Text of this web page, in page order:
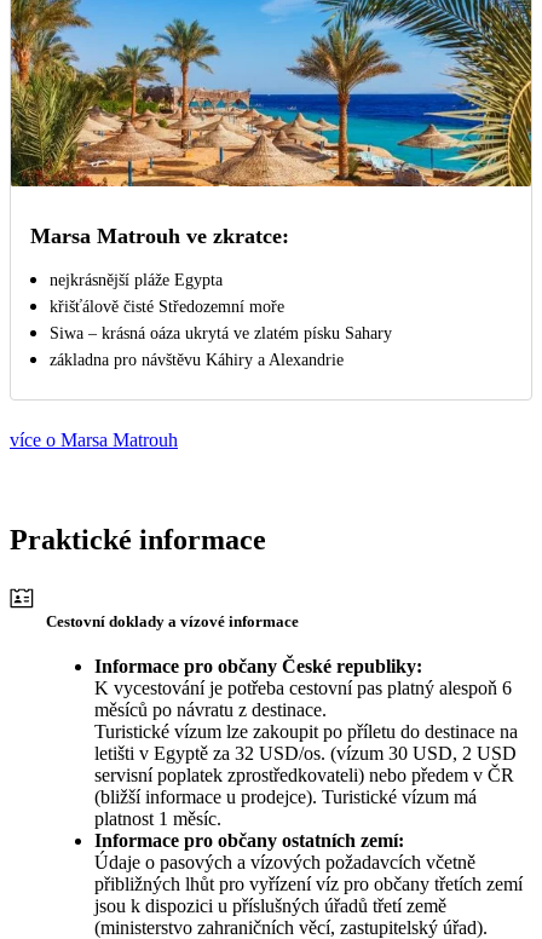
Marsa Matrouh ve zkratce:
nejkrásnější pláže Egypta
křišťálově čisté Středozemní moře
Siwa – krásná oáza ukrytá ve zlatém písku Sahary
základna pro návštěvu Káhiry a Alexandrie
více o Marsa Matrouh
Praktické informace
Cestovní doklady a vízové informace
Informace pro občany České republiky:
K vycestování je potřeba cestovní pas platný alespoň 6
měsíců po návratu z destinace.
Turistické vízum lze zakoupit po příletu do destinace na
letišti v Egyptě za 32 USD/os. (vízum 30 USD, 2 USD
servisní poplatek zprostředkovateli) nebo předem v ČR
(bližší informace u prodejce). Turistické vízum má
platnost 1 měsíc.
Informace pro občany ostatních zemí:
Údaje o pasových a vízových požadavcích včetně
přibližných lhůt pro vyřízení víz pro občany třetích zemí
jsou k dispozici u příslušných úřadů třetí země
(ministerstvo zahraničních věcí, zastupitelský úřad).